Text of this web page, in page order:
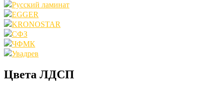
Русский ламинат
EGGER
KRONOSTAR
СФЗ
ЧФМК
Увадрев
Цвета ЛДСП